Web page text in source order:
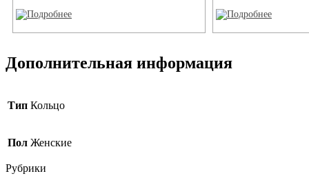
Дополнительная информация
Тип Кольцо
Пол Женские
Рубрики